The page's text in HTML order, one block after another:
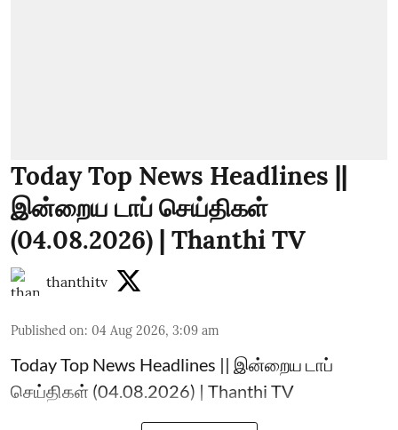
Today Top News Headlines ||
இன்றைய டாப் செய்திகள்
(04.08.2026) | Thanthi TV
thanthitv
Published on: 04 Aug 2026, 3:09 am
Today Top News Headlines || இன்றைய டாப்
செய்திகள் (04.08.2026) | Thanthi TV